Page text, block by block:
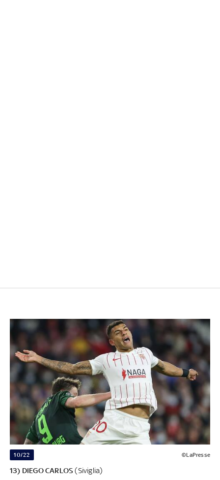
10/22 ©LaPresse
13) DIEGO CARLOS(Siviglia)